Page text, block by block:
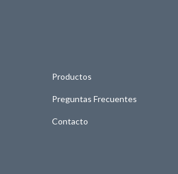
Productos
Preguntas Frecuentes
Contacto